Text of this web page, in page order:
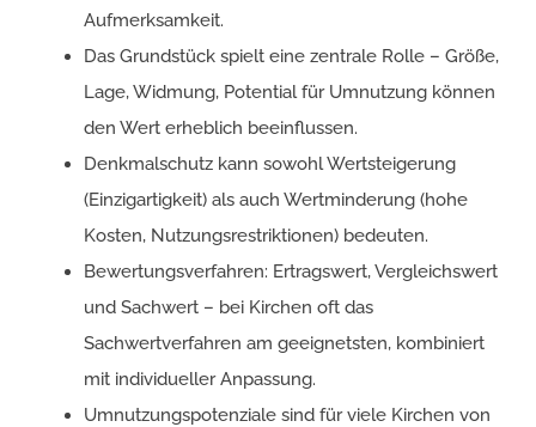
Aufmerksamkeit.
Das Grundstück spielt eine zentrale Rolle – Größe,
Lage, Widmung, Potential für Umnutzung können
den Wert erheblich beeinflussen.
Denkmalschutz kann sowohl Wertsteigerung
(Einzigartigkeit) als auch Wertminderung (hohe
Kosten, Nutzungsrestriktionen) bedeuten.
Bewertungsverfahren: Ertragswert, Vergleichswert
und Sachwert – bei Kirchen oft das
Sachwertverfahren am geeignetsten, kombiniert
mit individueller Anpassung.
Umnutzungspotenziale sind für viele Kirchen von